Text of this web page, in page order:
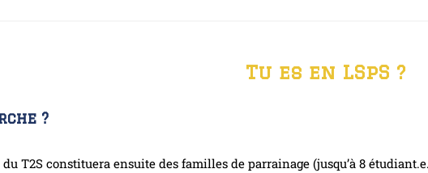
Tu es en LSpS ?
?
du T2S constituera ensuite des familles de parrainage (jusqu’à 8